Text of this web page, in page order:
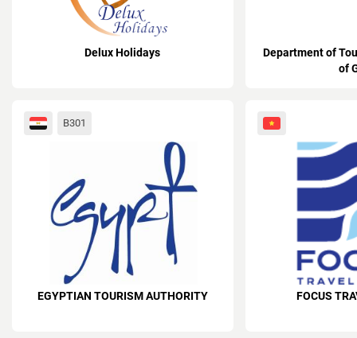
Delux Holidays
Department of
of
B301
EGYPTIAN TOURISM AUTHORITY FOCUS